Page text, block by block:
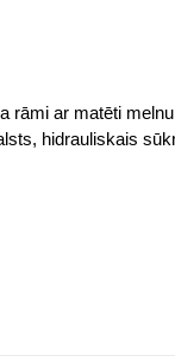
rāmi ar matēti
hidrauliskais